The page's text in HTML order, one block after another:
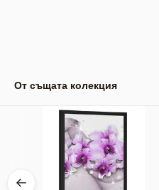
От същата колекция